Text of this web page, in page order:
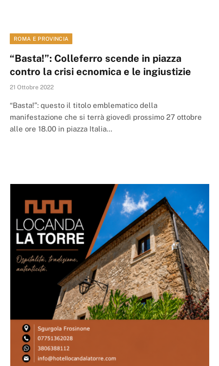
ROMA E PROVINCIA
“Basta!”: Colleferro scende in piazza
contro la crisi ecnomica e le ingiustizie
21 Ottobre 2022
“Basta!”: questo il titolo emblematico della
manifestazione che si terrà giovedì prossimo 27 ottobre
alle ore 18.00 in piazza Italia…